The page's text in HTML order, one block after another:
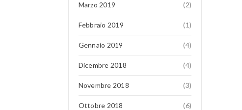
Marzo 2019 (2)
Febbraio 2019 (1)
Gennaio 2019 (4)
Dicembre 2018 (4)
Novembre 2018 (3)
Ottobre 2018 (6)